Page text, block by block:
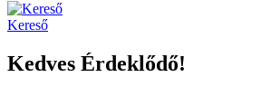
Kereső
Kedves Érdeklődő!